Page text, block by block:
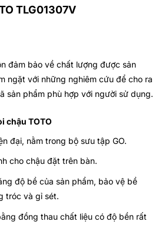
TLG01307V
đảm bảo về chất lượng được sản
ngặt với những nghiêm cứu để cho ra
sản phẩm phù hợp với người sử dụng.
chậu TOTO
đại, nằm trong bộ sưu tập GO.
cho chậu đặt trên bàn.
độ bề của sản phẩm, bảo vệ bề
tróc và gỉ sét.
đồng thau chất liệu có độ bền rất